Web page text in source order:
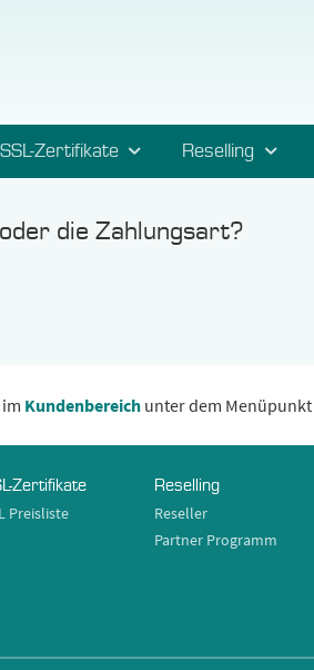
SSL-Zertifikate Reselling
die Zahlungsart?
Kundenbereichunter dem Menüpunkt
Zertifikate
Preisliste
Reselling
Reseller
Partner Programm